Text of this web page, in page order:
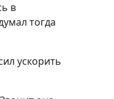
в
тогда
ускорить